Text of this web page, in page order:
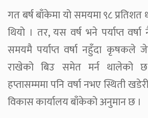
गत बर्ष बाँकेमा यो समयमा ९८
थियो । तर, यस वर्ष भने पर्याप्त
समयमै पर्याप्त वर्षा नहुँदा कृषकले
राखेको बिउ समेत मर्न थालेको
हप्तासम्ममा पनि वर्षा नभए स्थिती
विकास कार्यालय बाँकेको अनुमान छ ।